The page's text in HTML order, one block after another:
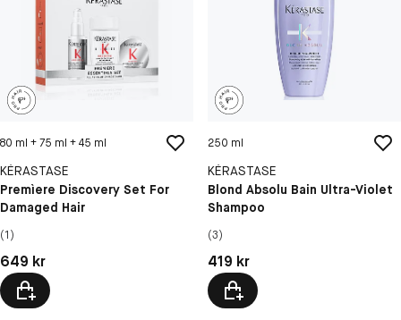
80 ml + 75 ml + 45 ml
KÉRASTASE
Premìere Discovery Set For
Damaged Hair
(1)
Pris: 649 kr
649 kr
250 ml
KÉRASTASE
Blond Absolu Bain Ultra-Violet
Shampoo
(3)
Pris: 419 kr
419 kr